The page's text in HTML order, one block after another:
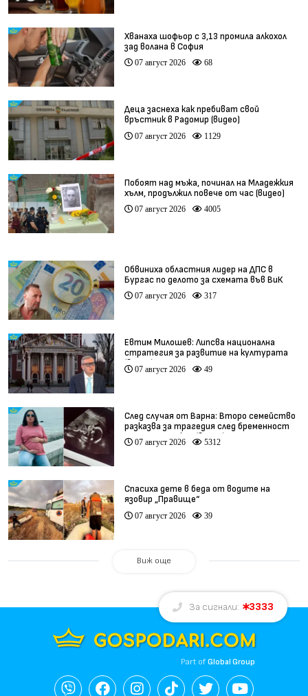
Хванаха шофьор с 3,13 промила алкохол
зад волана в София
07 август 2026 68
Деца заснеха как пребиват свой
връстник в Радомир (видео)
07 август 2026 1129
Побоят над мъжа, починал на Младежкия
хълм, продължил повече от час (видео)
07 август 2026 4005
Обвиниха областния лидер на ДПС в
Бургас по делото за схемата във ВиК
07 август 2026 317
Евтим Милошев: Липсва национална
стратегия за развитие на културата
(видео)
07 август 2026 49
След случая от Варна: Второ семейство
разказва за трагедия след бременност
при същия лекар (видео)
07 август 2026 5312
Спасиха дете в беда от водите на
язовир „Правище“
07 август 2026 39
Виж още
За сигнали: 3333
Part ofGlobal Group